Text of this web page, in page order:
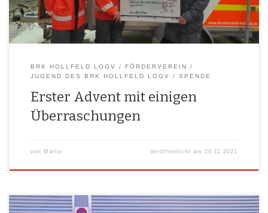
BRK HOLLFELD LOGV
FÖRDERVEREIN
JUGEND DES BRK HOLLFELD LOGV
SPENDE
Erster Advent mit einigen
Überraschungen
von Marco Veröffentlicht am28.11.2021